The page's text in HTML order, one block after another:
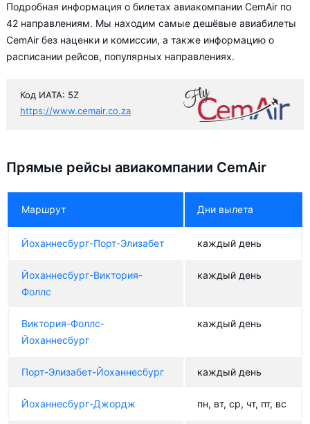
Подробная информация о билетах авиакомпании CemAir по
42 направлениям. Мы находим самые дешёвые авиабилеты
CemAir без наценки и комиссии, а также информацию о
расписании рейсов, популярных направлениях.
Код ИАТА: 5Z
https://www.cemair.co.za
Прямые рейсы авиакомпании CemAir
Маршрут Дни вылета
Йоханнесбург-Порт-Элизабет каждый день
Йоханнесбург-Виктория-
Фоллс
каждый день
Виктория-Фоллс-
Йоханнесбург
каждый день
Порт-Элизабет-Йоханнесбург каждый день
Йоханнесбург-Джордж пн, вт, ср, чт, пт, вс